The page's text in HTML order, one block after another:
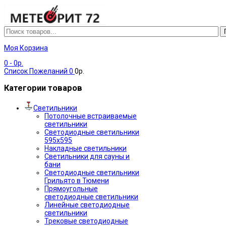
Моя Корзина
0 - 0р.
Список Пожеланий 0 0р.
Категории товаров
Светильники
Потолочные встраиваемые
светильники
Светодиодные светильники
595х595
Накладные светильники
Светильники для сауны и
бани
Светодиодные светильники
Грильято в Тюмени
Прямоугольные
светодиодные светильники
Линейные светодиодные
светильники
Трековые светодиодные